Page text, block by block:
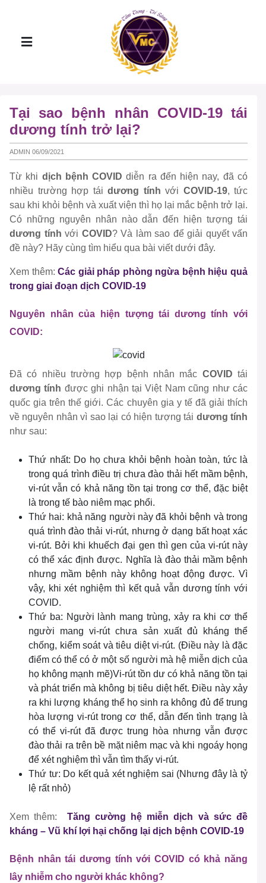
Tại sao bệnh nhân COVID-19 tái
dương tính trở lại?
ADMIN 06/09/2021
Từ khi dịch bệnh COVID diễn ra đến hiện nay, đã có
nhiều trường hợp tái dương tính với COVID-19, tức
sau khi khỏi bệnh và xuất viện thì họ lại mắc bệnh trở lại.
Có những nguyên nhân nào dẫn đến hiện tượng tái
dương tính với COVID? Và làm sao để giải quyết vấn
đề này? Hãy cùng tìm hiểu qua bài viết dưới đây.
Xem thêm:Các giải pháp phòng ngừa bệnh hiệu quả
trong giai đoạn dịch COVID-19
Nguyên nhân của hiện tượng tái dương tính với
COVID:
Đã có nhiều trường hợp bệnh nhân mắc COVID tái
dương tính được ghi nhận tại Việt Nam cũng như các
quốc gia trên thế giới. Các chuyên gia y tế đã giải thích
về nguyên nhân vì sao lại có hiện tượng tái dương tính
như sau:
Thứ nhất: Do họ chưa khỏi bệnh hoàn toàn, tức là
trong quá trình điều trị chưa đào thải hết mầm bệnh,
vi-rút vẫn có khả năng tồn tại trong cơ thể, đặc biệt
là trong tế bào niêm mạc phổi.
Thứ hai: khả năng người này đã khỏi bệnh và trong
quá trình đào thải vi-rút, nhưng ở dạng bất hoạt xác
vi-rút. Bởi khi khuếch đại gen thì gen của vi-rút này
có thể xác định được. Nghĩa là đào thải mầm bệnh
nhưng mầm bệnh này không hoạt động được. Vì
vậy, khi xét nghiệm thì kết quả vẫn dương tính với
COVID.
Thứ ba: Người lành mang trùng, xảy ra khi cơ thể
người mang vi-rút chưa sản xuất đủ kháng thể
chống, kiểm soát và tiêu diệt vi-rút. (Điều này là đặc
điểm có thể có ở một số người mà hệ miễn dịch của
họ không mạnh mẽ)Vi-rút tồn dư có khả năng tồn tại
và phát triển mà không bị tiêu diệt hết. Điều này xảy
ra khi lượng kháng thể họ sinh ra không đủ để trung
hòa lượng vi-rút trong cơ thể, dẫn đến tình trạng là
có thể vi-rút đã được trung hòa nhưng vẫn được
đào thải ra trên bề mặt niêm mạc và khi ngoáy họng
để xét nghiệm thì vẫn tìm thấy vi-rút.
Thứ tư: Do kết quả xét nghiệm sai (Nhưng đây là tỷ
lệ rất nhỏ)
Xem thêm: Tăng cường hệ miễn dịch và sức đề
kháng – Vũ khí lợi hại chống lại dịch bệnh COVID-19
Bệnh nhân tái dương tính với COVID có khả năng
lây nhiễm cho người khác không?